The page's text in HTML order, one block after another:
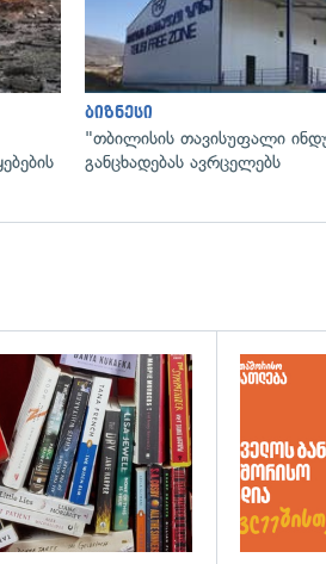
ბიზნესი
"თბილისის თავისუფალი
განცხადებას ავრცელებს
გადახედვა